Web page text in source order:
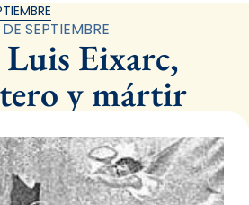
SEPTIEMBRE
Eixarc,
y mártir